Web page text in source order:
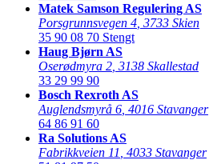
Matek Samson Regulering AS
Porsgrunnsvegen 4 3733 Skien
35 90 08 70 Stengt
Haug Bjørn AS
Oserødmyra 2 3138 Skallestad
33 29 99 90
Bosch Rexroth AS
Auglendsmyrå 6 4016 Stavanger
64 86 91 60
Ra Solutions AS
Fabrikkveien 11 4033 Stavanger